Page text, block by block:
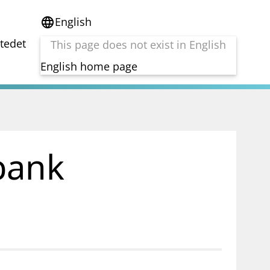
languageEnglish
This page does not exist in English
English home page
Folkefinansiering
Kryptoeiendelsloven (MiCA)